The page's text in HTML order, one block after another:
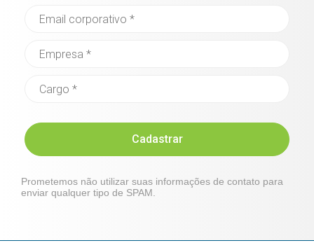
Cadastrar
Prometemos não utilizar suas informações de contato para
enviar qualquer tipo de SPAM.